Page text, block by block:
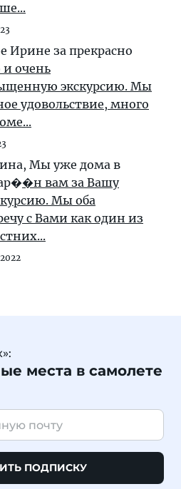
Ирине за прекрасно
очень
экскурсию. Мы
удовольствие, много
Мы уже дома в
�н вам за Вашу
Мы оба
с Вами как один из
места в самолете
ПОДПИСКУ